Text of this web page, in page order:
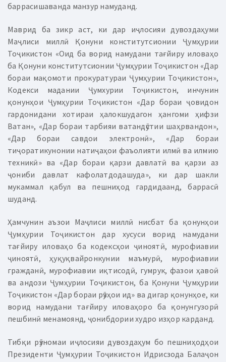
баррасишаванда манзур намуданд.
Маврид ба зикр аст, ки дар иҷлосияи дувоздаҳуми
Маҷлиси миллӣ Қонуни конститутсионии Ҷумҳурии
Тоҷикистон «Оид ба ворид намудани тағйиру иловаҳо
ба Қонуни конститутсионии Ҷумҳурии Тоҷикистон «Дар
бораи мақомоти прокуратураи Ҷумҳурии Тоҷикистон»,
Кодекси мадании Ҷумхурии Тоҷикистон, инчунин
қонунҳои Ҷумҳурии Тоҷикистон «Дар бораи ҷовидон
гардонидани хотираи ҳалокшудагон ҳангоми ҳифзи
Ватан», «Дар бораи тарбияи ватандӯстии шаҳрвандон»,
«Дар бораи савдои электронӣ», «Дар бораи
тиҷоратикунонии натиҷаҳои фаъолияти илмӣ ва илмию
техникӣ» ва «Дар бораи қарзи давлатӣ ва қарзи аз
ҷониби давлат кафолатдодашуда», ки дар шакли
мукаммал қабул ва пешниҳод гардидаанд, баррасӣ
шуданд.
Ҳамчунин аъзои Маҷлиси миллӣ нисбат ба қонунҳои
Ҷумҳурии Тоҷикистон дар хусуси ворид намудани
тағйиру иловаҳо ба кодексҳои ҷиноятӣ, мурофиавии
ҷиноятӣ, ҳуқуқвайронкунии маъмурӣ, мурофиавии
гражданӣ, мурофиавии иқтисодӣ, гумрук, фазои ҳавоӣ
ва андози Ҷумҳурии Тоҷикистон, ба Қонуни Ҷумҳурии
Тоҷикистон «Дар бораи рӯзҳои ид» ва дигар қонунҳое, ки
ворид намудани тағйиру иловаҳоро ба қонунгузорӣ
пешбинӣ менамоянд, ҷонибдории худро изҳор карданд.
Тибқи рӯзномаи иҷлосияи дувоздаҳум бо пешниҳодҳои
Президенти Ҷумҳурии Тоҷикистон Идрисзода Балаҷон